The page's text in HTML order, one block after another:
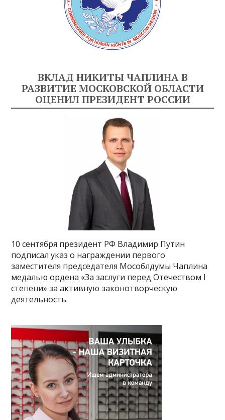
ВКЛАД НИКИТЫ ЧАПЛИНА В
РАЗВИТИЕ МОСКОВСКОЙ ОБЛАСТИ
ОЦЕНИЛ ПРЕЗИДЕНТ РОССИИ
10 сентября президент РФ Владимир Путин
подписал указ о награждении первого
заместителя председателя Мособлдумы Чаплина
медалью ордена «За заслуги перед Отечеством I
степени» за активную законотворческую
деятельность.